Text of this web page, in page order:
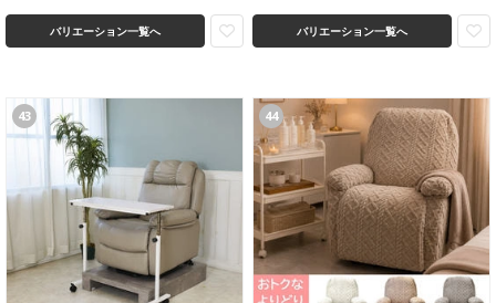
バリエーション一覧へ バリエーション一覧へ
43 44